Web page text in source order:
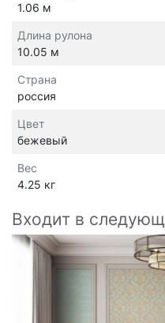
1.06 м
Длина рулона
10.05 м
Страна
россия
Цвет
бежевый
Вес
4.25 кг
Входит в